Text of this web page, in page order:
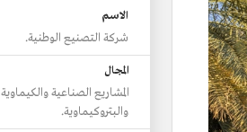
الاسم
شركة التصنيع الوطنية.
المجال
المشاريع الصناعية والكيماوية
والبتروكيماوية.